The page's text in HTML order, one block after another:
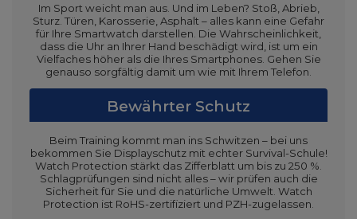
Im Sport weicht man aus. Und im Leben? Stoß, Abrieb,
Sturz. Türen, Karosserie, Asphalt – alles kann eine Gefahr
für Ihre Smartwatch darstellen. Die Wahrscheinlichkeit,
dass die Uhr an Ihrer Hand beschädigt wird, ist um ein
Vielfaches höher als die Ihres Smartphones. Gehen Sie
genauso sorgfältig damit um wie mit Ihrem Telefon.
Bewährter Schutz
Beim Training kommt man ins Schwitzen – bei uns
bekommen Sie Displayschutz mit echter Survival-Schule!
Watch Protection stärkt das Zifferblatt um bis zu 250 %.
Schlagprüfungen sind nicht alles – wir prüfen auch die
Sicherheit für Sie und die natürliche Umwelt. Watch
Protection ist RoHS-zertifiziert und PZH-zugelassen.